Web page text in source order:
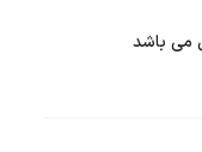
می باشد